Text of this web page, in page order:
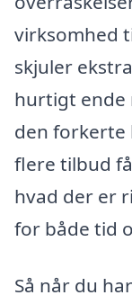
virksomhed
skjuler
hurtigt ende
den forkerte
flere tilbud
hvad der er
for både tid
Så når du